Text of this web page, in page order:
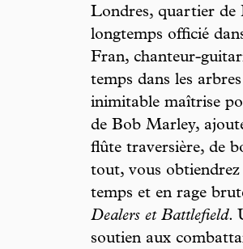
Londres, quartier de
longtemps officié
Fran, chanteur-
temps dans les
inimitable maîtrise
de Bob Marley,
flûte traversière, de
tout, vous
temps et en rage
Dealers et Battlefield.
soutien aux